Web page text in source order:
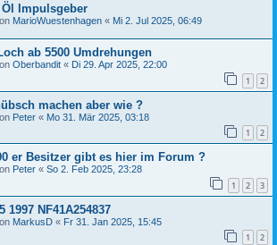
Impulsgeber
MarioWuestenhagen « Mi 2. Jul 2025, 06:49
ab 5500 Umdrehungen
Oberbandit « Di 29. Apr 2025, 22:00
1 2
machen aber wie ?
Peter « Mo 31. Mär 2025, 03:18
1 2
er Besitzer gibt es hier im Forum ?
Peter « So 2. Feb 2025, 23:28
1 2 3
1997 NF41A254837
MarkusD « Fr 31. Jan 2025, 15:45
1 2